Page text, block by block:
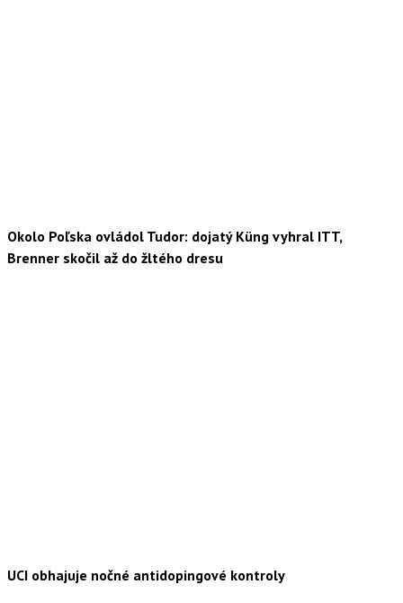
Okolo Poľska ovládol Tudor: dojatý Küng vyhral ITT,
Brenner skočil až do žltého dresu
UCI obhajuje nočné antidopingové kontroly